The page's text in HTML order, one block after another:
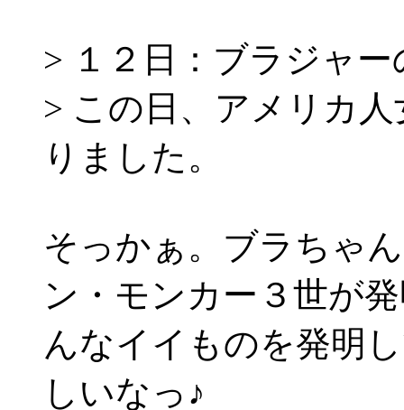
> １２日：ブラジャー
> この日、アメリカ
りました。
そっかぁ。ブラちゃ
ン・モンカー３世が
んなイイものを発明
しいなっ♪